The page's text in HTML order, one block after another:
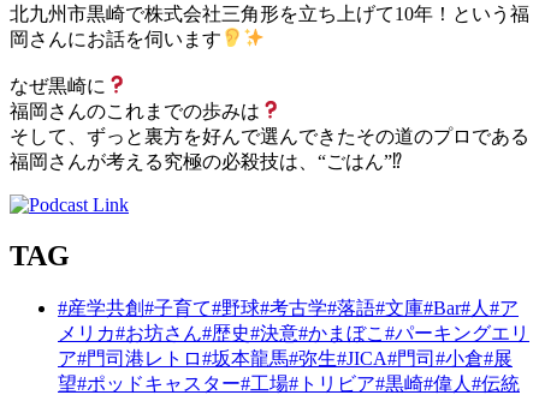
北九州市黒崎で株式会社三角形を立ち上げて10年！という福
岡さんにお話を伺います
なぜ黒崎に
福岡さんのこれまでの歩みは
そして、ずっと裏方を好んで選んできたその道のプロである
福岡さんが考える究極の必殺技は、“ごはん”⁉
TAG
#産学共創#子育て#野球#考古学#落語#文庫#Bar#人 #ア
メリカ#お坊さん#歴史#決意#かまぼこ #パーキングエリ
ア#門司港レトロ#坂本龍馬#弥生#JICA#門司 #小倉#展
望#ポッドキャスター#工場#トリビア#黒崎#偉人 #伝統